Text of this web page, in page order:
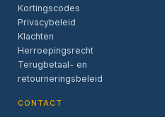
Kortingscodes
Privacybeleid
Klachten
Herroepingsrecht
Terugbetaal- en
retourneringsbeleid
CONTACT